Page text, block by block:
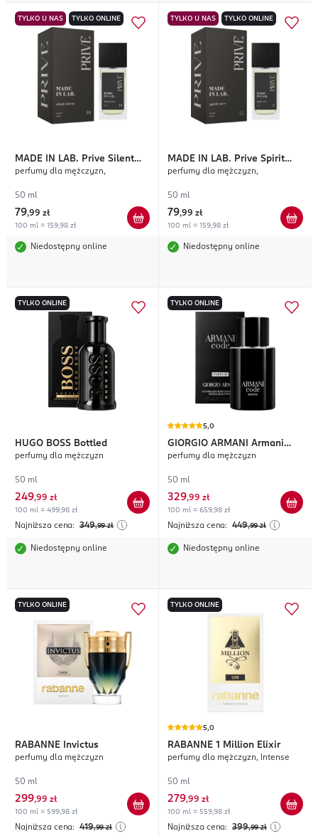
TYLKO U NAS TYLKO ONLINE
MADE IN LAB. Prive Silent
Storm
perfumy dla mężczyzn,
50 ml
79,99 zł
100 ml = 159,98 zł
Niedostępny online
TYLKO U NAS TYLKO ONLINE
MADE IN LAB. Prive Spirit
Wave
perfumy dla mężczyzn,
50 ml
79,99 zł
100 ml = 159,98 zł
Niedostępny online
TYLKO ONLINE
HUGO BOSS Bottled
perfumy dla mężczyzn
50 ml
249,99 zł
100 ml = 499,98 zł
Najniższa cena: 349,99 zł
Niedostępny online
TYLKO ONLINE
5,0
GIORGIO ARMANI
Armani
Code
perfumy dla mężczyzn
50 ml
329,99 zł
100 ml = 659,98 zł
Najniższa cena: 449,99 zł
Niedostępny online
TYLKO ONLINE
RABANNE Invictus
perfumy dla mężczyzn
50 ml
299,99 zł
100 ml = 599,98 zł
Najniższa cena: 419,99 zł
TYLKO ONLINE
5,0
RABANNE 1 Million Elixir
perfumy dla mężczyzn, Intense
50 ml
279,99 zł
100 ml = 559,98 zł
Najniższa cena: 399,99 zł